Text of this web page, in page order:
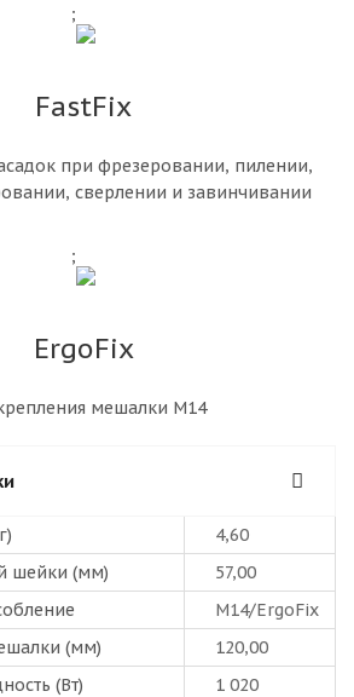
;
FastFix
при фрезеровании, пилении,
сверлении и завинчивании
;
ErgoFix
мешалки M14
4,60
шейки (мм)
57,00
M14/ErgoFix
(мм)
120,00
(Вт)
1 020